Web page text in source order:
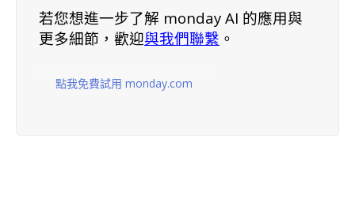
若您想進一步了解 monday AI 的應用與
更多細節，歡迎與我們聯繫 。
點我免費試用 monday.com